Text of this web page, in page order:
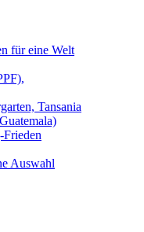
für eine Welt
Tansania
Auswahl